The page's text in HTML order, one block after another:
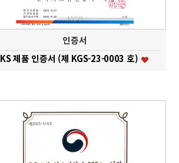
인증서
KS 제품 인증서 (제 KGS-23-0003 호)